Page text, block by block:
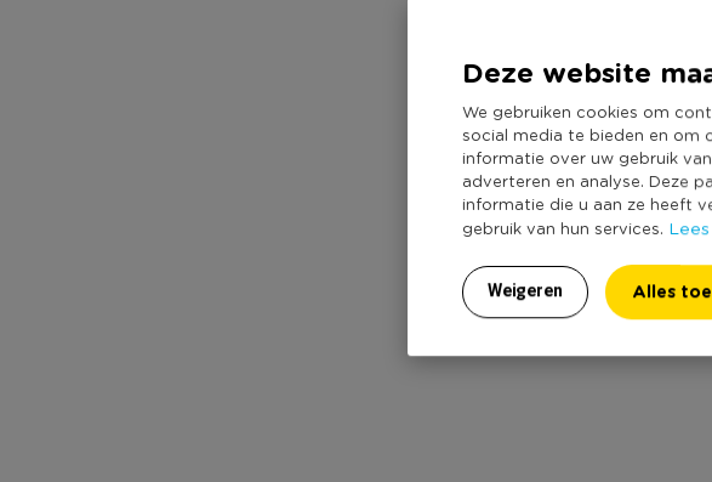
Deze website
We gebruiken cookies om
social media te bieden en om
informatie over uw gebruik
adverteren en analyse. Deze
informatie die u aan ze heeft
gebruik van hun services.
Weigeren Alles